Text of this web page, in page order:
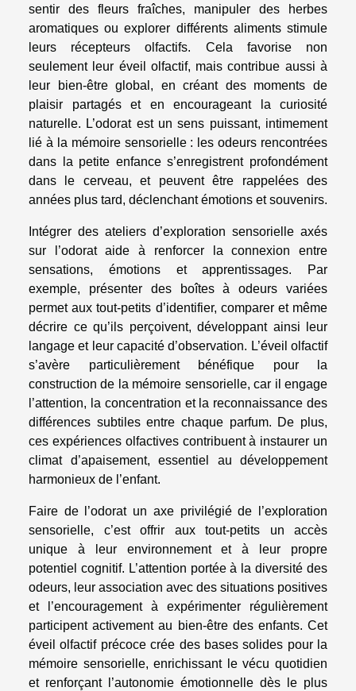
sentir des fleurs fraîches, manipuler des herbes
aromatiques ou explorer différents aliments stimule
leurs récepteurs olfactifs. Cela favorise non
seulement leur éveil olfactif, mais contribue aussi à
leur bien-être global, en créant des moments de
plaisir partagés et en encourageant la curiosité
naturelle. L’odorat est un sens puissant, intimement
lié à la mémoire sensorielle : les odeurs rencontrées
dans la petite enfance s’enregistrent profondément
dans le cerveau, et peuvent être rappelées des
années plus tard, déclenchant émotions et souvenirs.
Intégrer des ateliers d’exploration sensorielle axés
sur l’odorat aide à renforcer la connexion entre
sensations, émotions et apprentissages. Par
exemple, présenter des boîtes à odeurs variées
permet aux tout-petits d’identifier, comparer et même
décrire ce qu’ils perçoivent, développant ainsi leur
langage et leur capacité d’observation. L’éveil olfactif
s’avère particulièrement bénéfique pour la
construction de la mémoire sensorielle, car il engage
l’attention, la concentration et la reconnaissance des
différences subtiles entre chaque parfum. De plus,
ces expériences olfactives contribuent à instaurer un
climat d’apaisement, essentiel au développement
harmonieux de l’enfant.
Faire de l’odorat un axe privilégié de l’exploration
sensorielle, c’est offrir aux tout-petits un accès
unique à leur environnement et à leur propre
potentiel cognitif. L’attention portée à la diversité des
odeurs, leur association avec des situations positives
et l’encouragement à expérimenter régulièrement
participent activement au bien-être des enfants. Cet
éveil olfactif précoce crée des bases solides pour la
mémoire sensorielle, enrichissant le vécu quotidien
et renforçant l’autonomie émotionnelle dès le plus